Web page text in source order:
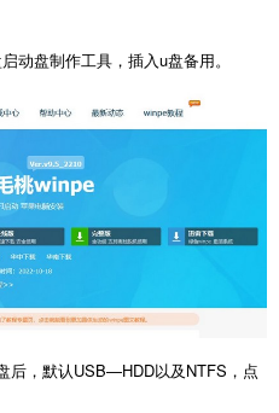
动盘制作工具，插入u盘备用。
后，默认USB—HDD以及NTFS，点